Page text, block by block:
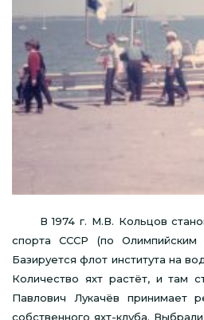
В 1974 г. М.В. Кольцов
спорта СССР (по Олимпийским
Базируется флот института на
Количество яхт растёт, и там
Павлович Лукачёв принимает
собственного яхт-клуба.